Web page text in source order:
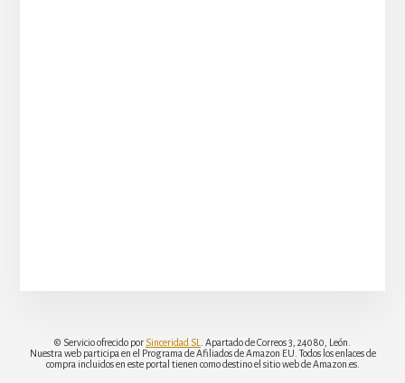
© Servicio ofrecido por Sinceridad SL
. Apartado de Correos 3, 24080, León.
Nuestra web participa en el Programa de Afiliados de Amazon EU. Todos los enlaces de
compra incluidos en este portal tienen como destino el sitio web de Amazon.es.